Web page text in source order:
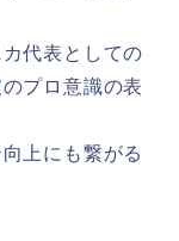
代表としての
プロ意識の表
上にも繋がる